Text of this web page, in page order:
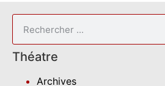
Théatre
Archives